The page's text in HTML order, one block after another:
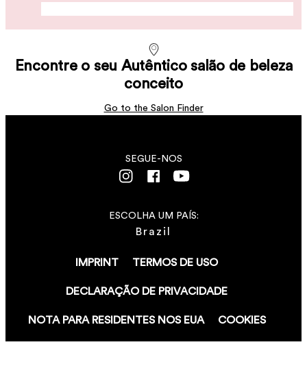
É um limpador que preserva a cor
...
500 e 200 ml
Máscara capilar que hidrata intensamente e protege a
Encontre o seu Autêntico salão de beleza
conceito
Go to the Salon Finder
IMPRINT TERMOS DE USO
DECLARAÇÃO DE PRIVACIDADE
NOTA PARA RESIDENTES NOS EUA COOKIES
ESCOLHA UM PAÍS:
Brazil
SEGUE-NOS